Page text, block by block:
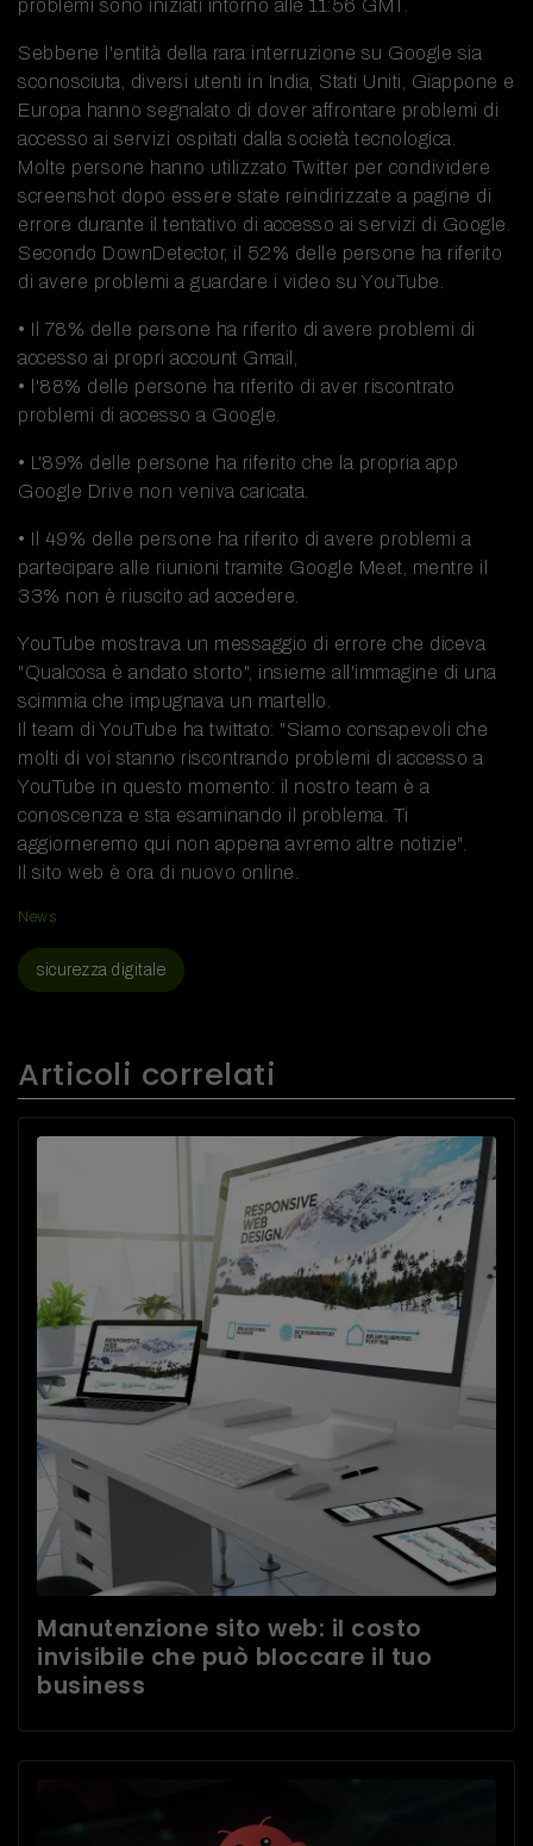
problemi sono iniziati intorno alle 11:56 GMT.
Sebbene l'entità della rara interruzione su Google sia
sconosciuta, diversi utenti in India, Stati Uniti, Giappone e
Europa hanno segnalato di dover affrontare problemi di
accesso ai servizi ospitati dalla società tecnologica.
Molte persone hanno utilizzato Twitter per condividere
screenshot dopo essere state reindirizzate a pagine di
errore durante il tentativo di accesso ai servizi di Google.
Secondo DownDetector, il 52% delle persone ha riferito
di avere problemi a guardare i video su YouTube.
• Il 78% delle persone ha riferito di avere problemi di
accesso ai propri account Gmail,
• l'88% delle persone ha riferito di aver riscontrato
problemi di accesso a Google.
• L'89% delle persone ha riferito che la propria app
Google Drive non veniva caricata.
• Il 49% delle persone ha riferito di avere problemi a
partecipare alle riunioni tramite Google Meet, mentre il
33% non è riuscito ad accedere.
YouTube mostrava un messaggio di errore che diceva
"Qualcosa è andato storto", insieme all'immagine di una
scimmia che impugnava un martello.
Il team di YouTube ha twittato: "Siamo consapevoli che
molti di voi stanno riscontrando problemi di accesso a
YouTube in questo momento: il nostro team è a
conoscenza e sta esaminando il problema. Ti
aggiorneremo qui non appena avremo altre notizie".
Il sito web è ora di nuovo online.
News
sicurezza digitale
Articoli correlati
Manutenzione sito web: il costo
invisibile che può bloccare il tuo
business